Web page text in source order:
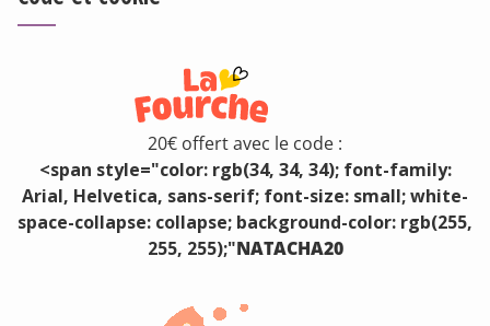
20€ offert avec le code :
<span style="color: rgb(34, 34, 34); font-family:
Arial, Helvetica, sans-serif; font-size: small; white-
space-collapse: collapse; background-color: rgb(255,
255, 255);"NATACHA20